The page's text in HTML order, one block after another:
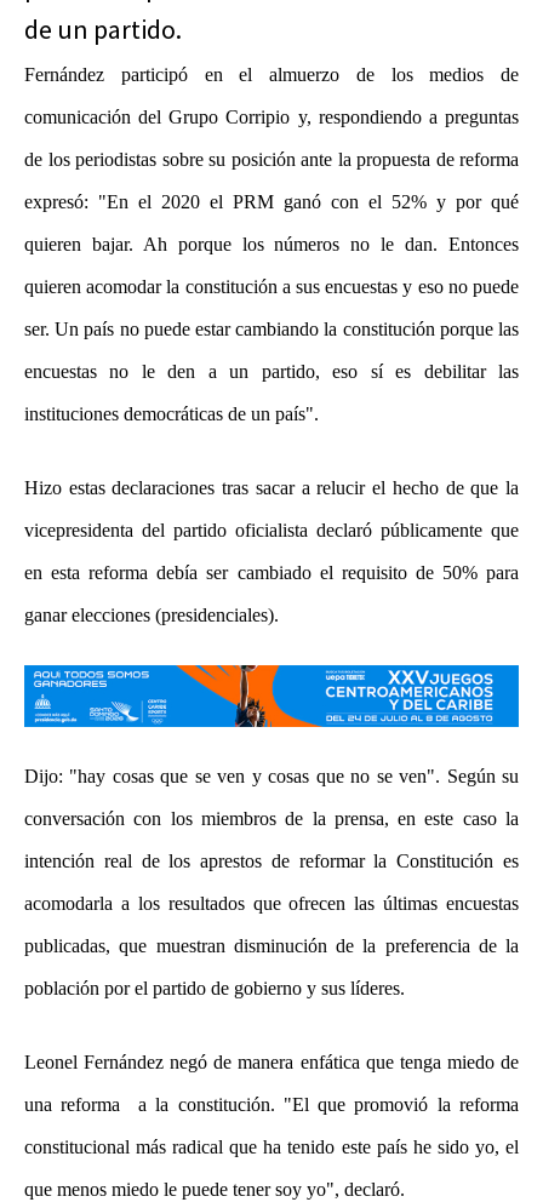
de un partido.
Fernández participó en el almuerzo de los medios de
comunicación del Grupo Corripio y, respondiendo a preguntas
de los periodistas sobre su posición ante la propuesta de reforma
expresó: "En el 2020 el PRM ganó con el 52% y por qué
quieren bajar. Ah porque los números no le dan. Entonces
quieren acomodar la constitución a sus encuestas y eso no puede
ser. Un país no puede estar cambiando la constitución porque las
encuestas no le den a un partido, eso sí es debilitar las
instituciones democráticas de un país".
Hizo estas declaraciones tras sacar a relucir el hecho de que la
vicepresidenta del partido oficialista declaró públicamente que
en esta reforma debía ser cambiado el requisito de 50% para
ganar elecciones (presidenciales).
Dijo: "hay cosas que se ven y cosas que no se ven". Según su
conversación con los miembros de la prensa, en este caso la
intención real de los aprestos de reformar la Constitución es
acomodarla a los resultados que ofrecen las últimas encuestas
publicadas, que muestran disminución de la preferencia de la
población por el partido de gobierno y sus líderes.
Leonel Fernández negó de manera enfática que tenga miedo de
una reforma a la constitución. "El que promovió la reforma
constitucional más radical que ha tenido este país he sido yo, el
que menos miedo le puede tener soy yo", declaró.